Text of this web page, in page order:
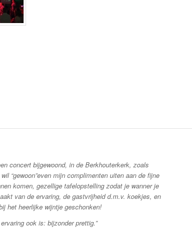
concert bijgewoond, in de Berkhouterkerk, zoals
wil “gewoon”even mijn complimenten uiten aan de fijne
komen, gezellige tafelopstelling zodat je wanner je
van de ervaring, de gastvrijheid d.m.v. koekjes, en
het heerlijke wijntje geschonken!
ook is: bijzonder prettig.”